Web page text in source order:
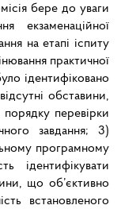
бере до уваги
екзаменаційної
на етапі іспиту
практичної
ідентифіковано
обставини,
порядку перевірки
завдання; 3)
програмному
ідентифікувати
що об’єктивно
встановленого